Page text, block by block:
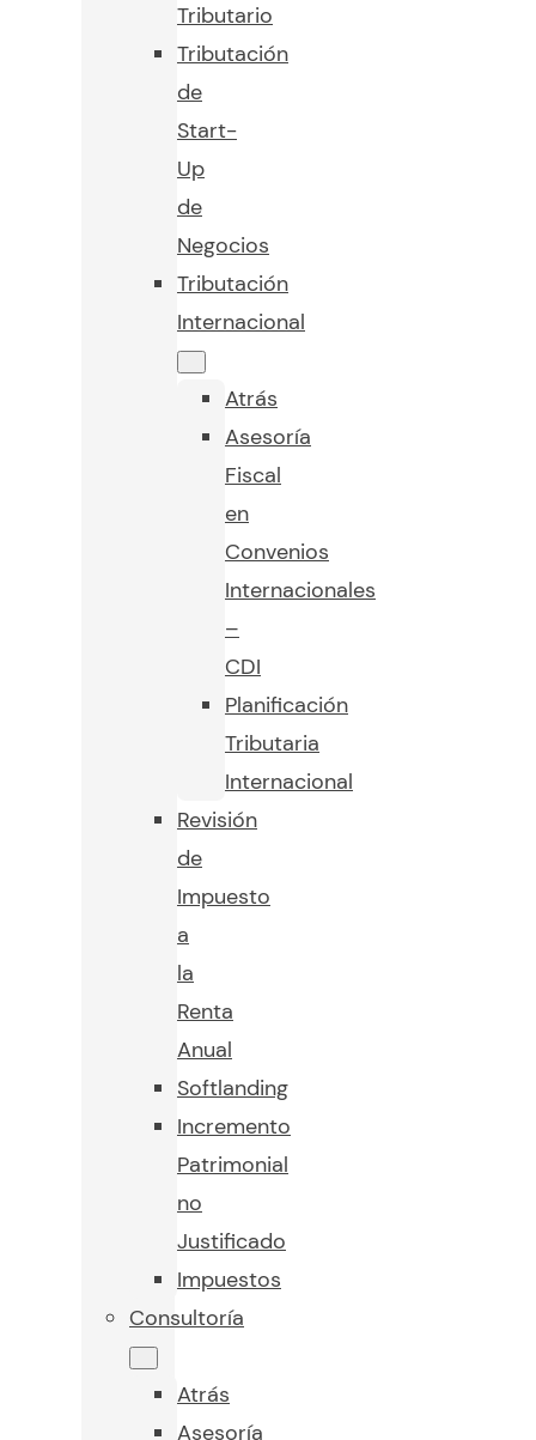
Tributario
Tributación
de
Start-
Up
de
Negocios
Tributación
Internacional
Atrás
Asesoría
Fiscal
en
Convenios
Internacionales
–
CDI
Planificación
Tributaria
Internacional
Revisión
de
Impuesto
a
la
Renta
Anual
Softlanding
Incremento
Patrimonial
no
Justificado
Impuestos
Consultoría
Atrás
Asesoría